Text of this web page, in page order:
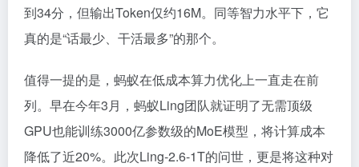
到34分，但输出Token仅约16M。同等智力水平下，它
真的是“话最少、干活最多”的那个。
值得一提的是，蚂蚁在低成本算力优化上一直走在前
列。早在今年3月，蚂蚁Ling团队就证明了无需顶级
GPU也能训练3000亿参数级的MoE模型，将计算成本
降低了近20%。此次Ling-2.6-1T的问世，更是将这种对